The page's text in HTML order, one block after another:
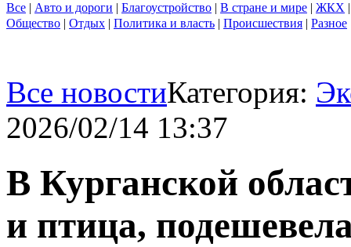
Все | Авто и дороги | Благоустройство | В стране и мире | ЖКХ
Общество | Отдых | Политика и власть | Происшествия | Разное
Все новостиКатегория:
2026/02/14 13:37
В Курганской
и птица,